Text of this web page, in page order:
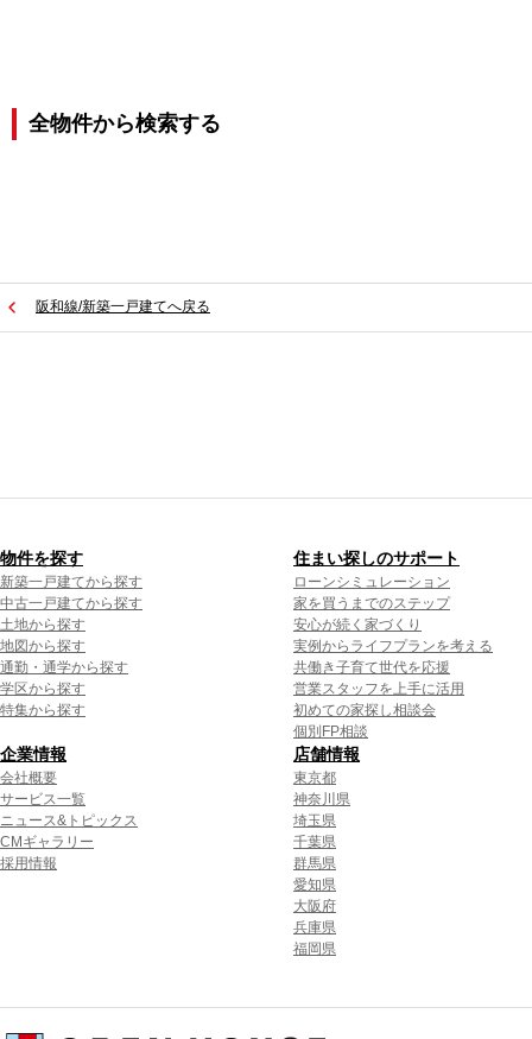
全物件から検索する
阪和線/新築一戸建てへ戻る
物件を探す
新築一戸建てから探す
中古一戸建てから探す
土地から探す
地図から探す
通勤・通学から探す
学区から探す
特集から探す
住まい探しのサポート
ローンシミュレーション
家を買うまでのステップ
安心が続く家づくり
実例からライフプランを考える
共働き子育て世代を応援
営業スタッフを上手に活用
初めての家探し相談会
個別FP相談
企業情報
会社概要
サービス一覧
ニュース&トピックス
CMギャラリー
採用情報
店舗情報
東京都
神奈川県
埼玉県
千葉県
群馬県
愛知県
大阪府
兵庫県
福岡県